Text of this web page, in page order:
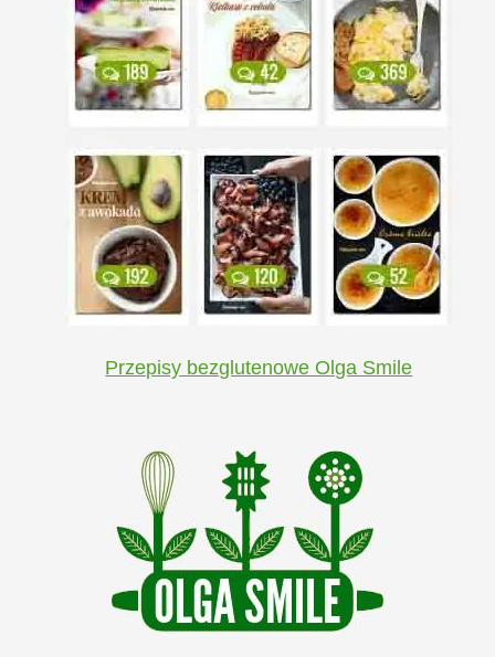
Przepisy bezglutenowe Olga Smile